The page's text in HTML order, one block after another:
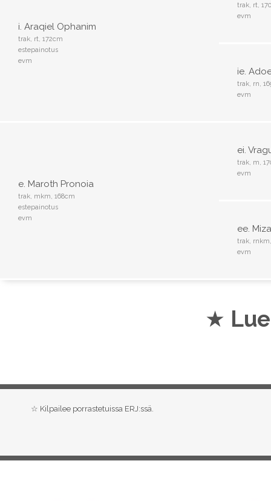
i. Araqiel Ophanim
trak, rt, 172cm
estepainotus
evm
trak, rt,
evm
ie.
trak, rn,
evm
e. Maroth Pronoia
trak, mkm, 168cm
estepainotus
evm
ei.
trak, m,
evm
ee.
trak,
evm
★
☆ Kilpailee porrastetuissa ERJ:ssä.